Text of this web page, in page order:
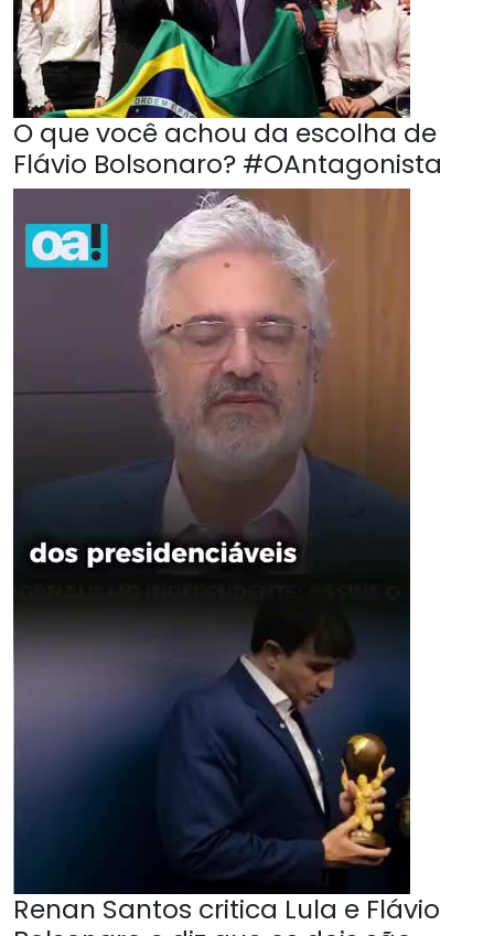
O que você achou da escolha de
Flávio Bolsonaro? #OAntagonista
Renan Santos critica Lula e Flávio